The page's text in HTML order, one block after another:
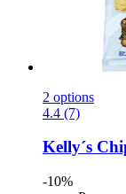
2 options
4.4 (7)
Kelly´s
-10%